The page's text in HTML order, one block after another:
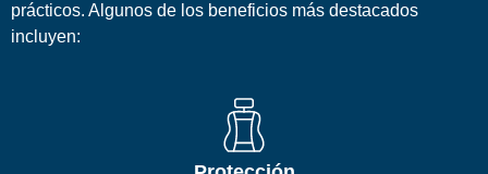
prácticos. Algunos de los beneficios más destacados
incluyen: